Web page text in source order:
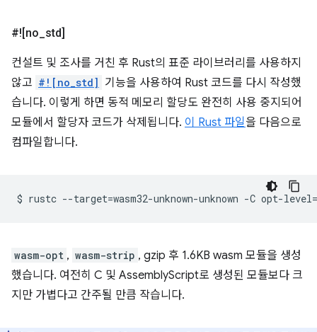
#![no std]
컨설트 및 조사를 거친 후 Rust의 표준 라이브러리를 사용하지
않고 #![no_std] 기능을 사용하여 Rust 코드를 다시 작성했
습니다. 이렇게 하면 동적 메모리 할당도 완전히 사용 중지되어
모듈에서 할당자 코드가 삭제됩니다. 이 Rust 파일을 다음으로
컴파일합니다.
$ rustc --target=wasm32-unknown-unknown -C opt-level=
wasm-opt , wasm-strip , gzip 후 1.6KB wasm 모듈을 생성
했습니다. 여전히 C 및 AssemblyScript로 생성된 모듈보다 크
지만 가볍다고 간주될 만큼 작습니다.